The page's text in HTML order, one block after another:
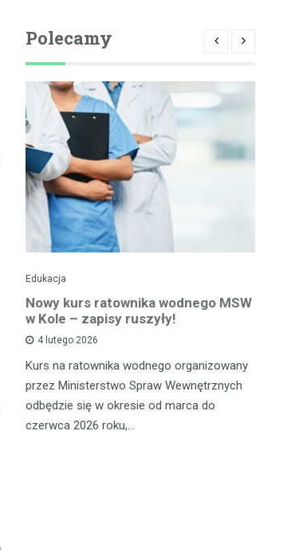
Polecamy
Edukacja
Nowy kurs ratownika wodnego MSW
w Kole – zapisy ruszyły!
4 lutego 2026
Kurs na ratownika wodnego organizowany
przez Ministerstwo Spraw Wewnętrznych
odbędzie się w okresie od marca do
czerwca 2026 roku,…